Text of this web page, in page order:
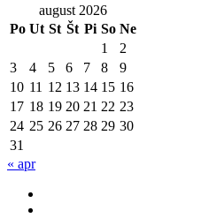
august 2026
Po Ut St Št Pi So Ne
1
2
3
4 5 6 7 8
9
10 11 12 13 14 15 16
17 18 19 20 21 22 23
24 25 26 27 28 29 30
31
« apr